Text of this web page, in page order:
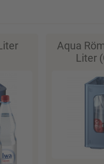
Aqua
Liter